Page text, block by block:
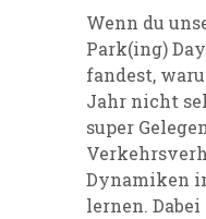
Wenn du
Park(ing)
fandest,
Jahr nicht
super
Dynamiken
lernen.